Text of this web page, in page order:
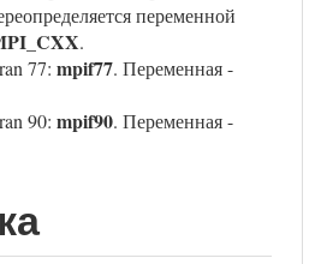
переменной
.
77: mpif77. Переменная -
90: mpif90. Переменная -